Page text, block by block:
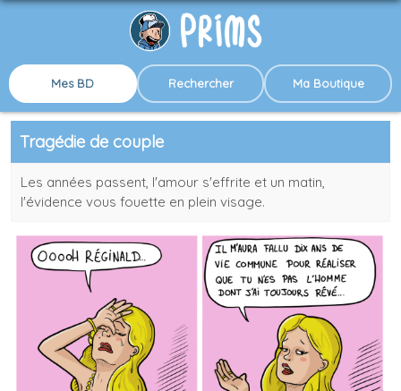
Mes BD Rechercher Ma Boutique
Tragédie de couple
Les années passent, l'amour s'effrite et un matin,
l'évidence vous fouette en plein visage.